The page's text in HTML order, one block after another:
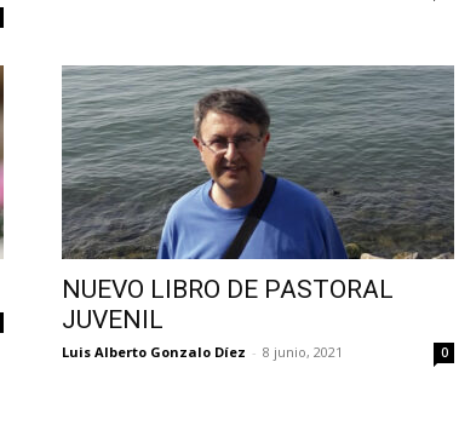
NUEVO LIBRO DE PASTORAL
JUVENIL
Luis Alberto Gonzalo Díez - 8 junio, 2021 0